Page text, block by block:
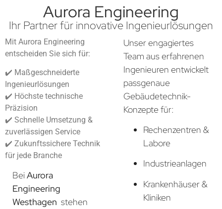
Aurora Engineering
Ihr Partner für innovative Ingenieurlösungen
Mit Aurora Engineering
entscheiden Sie sich für:
✔️ Maßgeschneiderte
Ingenieurlösungen
✔️ Höchste technische
Präzision
✔️ Schnelle Umsetzung &
zuverlässigen Service
✔️ Zukunftssichere Technik
für jede Branche
BeiAurora
Engineering
Westhagen stehen
Unser engagiertes
Team aus erfahrenen
Ingenieuren entwickelt
passgenaue
Gebäudetechnik-
Konzepte für:
Rechenzentren &
Labore
Industrieanlagen
Krankenhäuser &
Kliniken